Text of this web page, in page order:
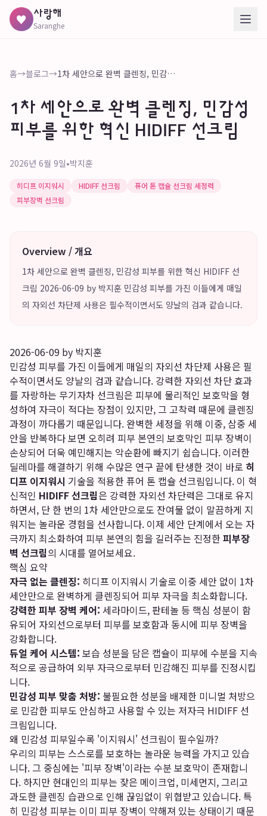
♥ 사랑해
Saranghe
홈→블로그→ 1차 세안으로 완벽 클렌징, 민감성 피부를 위한 혁신 HIDIFF 선크림
1차 세안으로 완벽 클렌징, 민감성
피부를 위한 혁신 HIDIFF 선크림
2026년 6월 9일•박지훈
히디프 이지워시 HIDIFF 선크림
퓨어 톤 캡슐 선크림 세정력
피부장벽 선크림
Overview / 개요
1차 세안으로 완벽 클렌징, 민감성 피부를 위한 혁신 HIDIFF 선
크림 2026-06-09 by 박지훈 민감성 피부를 가진 이들에게 매일
의 자외선 차단제 사용은 필수적이면서도 양날의 검과 같습니다.
2026-06-09 by 박지훈
민감성 피부를 가진 이들에게 매일의 자외선 차단제 사용은 필
수적이면서도 양날의 검과 같습니다. 강력한 자외선 차단 효과
를 자랑하는 무기자차 선크림은 피부에 물리적인 보호막을 형
성하여 자극이 적다는 장점이 있지만, 그 고착력 때문에 클렌징
과정이 까다롭기 때문입니다. 완벽한 세정을 위해 이중, 삼중 세
안을 반복하다 보면 오히려 피부 본연의 보호막인 피부 장벽이
손상되어 더욱 예민해지는 악순환에 빠지기 쉽습니다. 이러한
딜레마를 해결하기 위해 수많은 연구 끝에 탄생한 것이 바로 히
디프 이지워시 기술을 적용한 퓨어 톤 캡슐 선크림입니다. 이 혁
신적인 HIDIFF 선크림은 강력한 자외선 차단력은 그대로 유지
하면서, 단 한 번의 1차 세안만으로도 잔여물 없이 말끔하게 지
워지는 놀라운 경험을 선사합니다. 이제 세안 단계에서 오는 자
극까지 최소화하여 피부 본연의 힘을 길러주는 진정한피부장
벽 선크림의 시대를 열어보세요.
핵심 요약
자극 없는 클렌징: 히디프 이지워시 기술로 이중 세안 없이 1차
세안만으로 완벽하게 클렌징되어 피부 자극을 최소화합니다.
강력한 피부 장벽 케어: 세라마이드, 판테놀 등 핵심 성분이 함
유되어 자외선으로부터 피부를 보호함과 동시에 피부 장벽을
강화합니다.
듀얼 케어 시스템: 보습 성분을 담은 캡슐이 피부에 수분을 지속
적으로 공급하여 외부 자극으로부터 민감해진 피부를 진정시킵
니다.
민감성 피부 맞춤 처방: 불필요한 성분을 배제한 미니멀 처방으
로 민감한 피부도 안심하고 사용할 수 있는 저자극 HIDIFF 선
크림입니다.
왜 민감성 피부일수록 '이지워시' 선크림이 필수일까?
우리의 피부는 스스로를 보호하는 놀라운 능력을 가지고 있습
니다. 그 중심에는 '피부 장벽'이라는 수분 보호막이 존재합니
다. 하지만 현대인의 피부는 잦은 메이크업, 미세먼지, 그리고
과도한 클렌징 습관으로 인해 끊임없이 위협받고 있습니다. 특
히 민감성 피부는 이미 피부 장벽이 약해져 있는 상태이기 때문